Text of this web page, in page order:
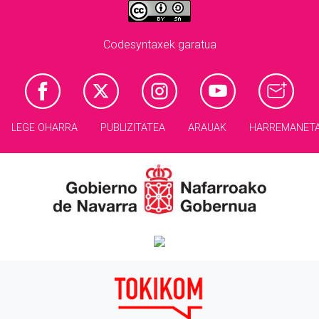
Codesyntaxek garatua
LEGE OHARRA PUBLIZITATEA ARAUAK